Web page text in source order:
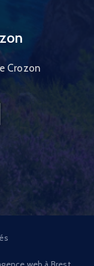
Crozon